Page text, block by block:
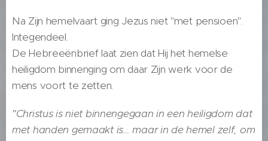
Na Zijn hemelvaart ging Jezus niet "met pensioen".
Integendeel.
De Hebreeënbrief laat zien dat Hij het hemelse
heiligdom binnenging om daar Zijn werk voor de
mens voort te zetten.
"Christus is niet binnengegaan in een heiligdom dat
met handen gemaakt is… maar in de hemel zelf, om